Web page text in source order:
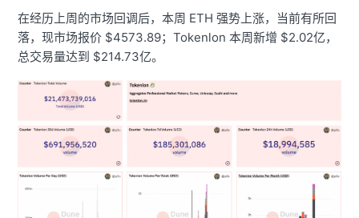
在经历上周的市场回调后，本周 ETH 强势上涨，当前有所回
落，现市场报价 $4573.89；Tokenlon 本周新增 $2.02亿，
总交易量达到 $214.73亿。